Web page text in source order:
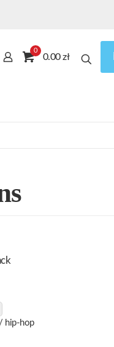
0
0.00 zł
hip-hop